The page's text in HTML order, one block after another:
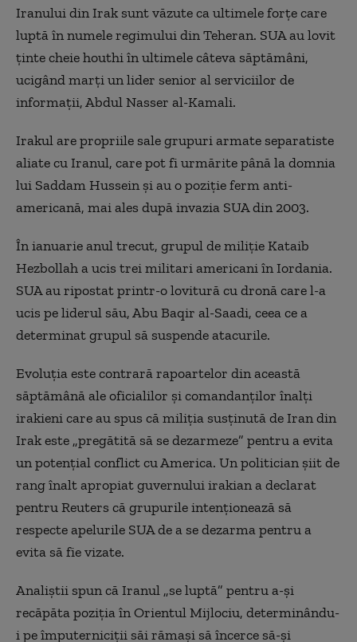
Iranului din Irak sunt văzute ca ultimele forțe care
luptă în numele regimului din Teheran. SUA au lovit
ținte cheie houthi în ultimele câteva săptămâni,
ucigând marți un lider senior al serviciilor de
informații, Abdul Nasser al-Kamali.
Irakul are propriile sale grupuri armate separatiste
aliate cu Iranul, care pot fi urmărite până la domnia
lui Saddam Hussein și au o poziție ferm anti-
americană, mai ales după invazia SUA din 2003.
În ianuarie anul trecut, grupul de miliție Kataib
Hezbollah a ucis trei militari americani în Iordania.
SUA au ripostat printr-o lovitură cu dronă care l-a
ucis pe liderul său, Abu Baqir al-Saadi, ceea ce a
determinat grupul să suspende atacurile.
Evoluția este contrară rapoartelor din această
săptămână ale oficialilor și comandanților înalți
irakieni care au spus că miliția susținută de Iran din
Irak este „pregătită să se dezarmeze” pentru a evita
un potențial conflict cu America. Un politician șiit de
rang înalt apropiat guvernului irakian a declarat
pentru Reuters că grupurile intenționează să
respecte apelurile SUA de a se dezarma pentru a
evita să fie vizate.
Analiştii spun că Iranul „se luptă” pentru a-şi
recăpăta poziţia în Orientul Mijlociu, determinându-
i pe împuterniciţii săi rămaşi să încerce să-şi